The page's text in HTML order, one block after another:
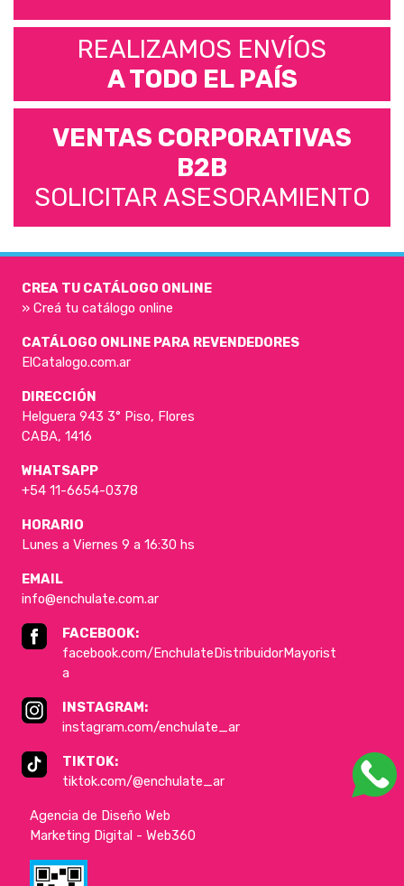
REALIZAMOS ENVÍOS
A TODO EL PAÍS
VENTAS CORPORATIVAS
B2B
SOLICITAR ASESORAMIENTO
CREA TU CATÁLOGO ONLINE
» Creá tu catálogo online
CATÁLOGO ONLINE PARA REVENDEDORES
ElCatalogo.com.ar
DIRECCIÓN
Helguera 943 3° Piso, Flores
CABA, 1416
WHATSAPP
+54 11-6654-0378
HORARIO
Lunes a Viernes 9 a 16:30 hs
EMAIL
info@enchulate.com.ar
FACEBOOK:
facebook.com/EnchulateDistribuidorMayorist
a
INSTAGRAM:
instagram.com/enchulate_ar
TIKTOK:
tiktok.com/@enchulate_ar
Agencia de Diseño Web
Marketing Digital - Web360